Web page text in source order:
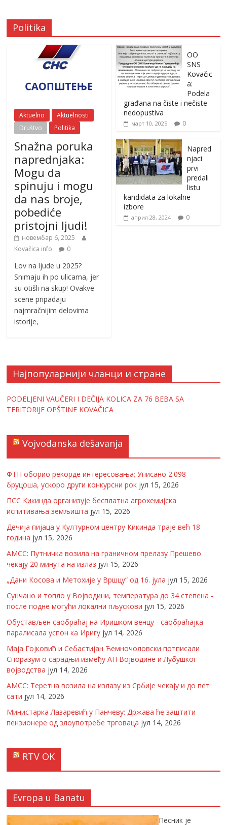
Politika
Aktuelno
Aktuelnosti
Društvo
Politika
Snažna poruka
naprednjaka:
Mogu da
spinuju i mogu
da nas broje,
pobediće
pristojni ljudi!
новембар 6, 2025
Kovačica info
0
Lov na ljude u 2025?
Snimaju ih po ulicama, jer
su otišli na skup! Ovakve
scene pripadaju
najmračnijim delovima
istorije,
OO
SNS
Kovačic
a:
Podela
građana na čiste i nečiste
nedopustiva
март 10, 2025 0
Napred
njaci
prvi
predali
listu
kandidata za lokalne
izbore
април 28, 2024 0
Најпопуларнији чланци и стране
PODELJENI VAUČERI I DEČIJA KOLICA ZA 76 BEBA SA
TERITORIJE OPŠTINE KOVAČICA
Vojvođanska dešavanja
ФТН оборио рекорде интересовања; Уписано 2.098
бруцоша, ускоро други конкурсни рок јул 15, 2026
ПСС Кикинда организује бесплатна агрохемијска
испитивања земљишта јул 15, 2026
Дечија пијаца у Културном центру Кикинда траје већ 18
година јул 15, 2026
АМСС: Путничка возила на граничном прелазу Прешево
чекају 20 минута на излаз јул 15, 2026
„Дани Косова и Метохије у Вршцу“ од 16. јула јул 15, 2026
Сунчано и топло у Војводини, температура до 34 степена -
после подне могући локални пљускови јул 15, 2026
Обустављен саобраћај на Иришком венцу - саобраћајка
паралисала успон ка Иригу јул 14, 2026
Маја Гојковић и Себастијан Ћемночоловски потписали
Споразум о сарадњи између АП Војводине и Лубушког
војводства јул 14, 2026
АМСС: Теретна возила на излазу из Србије чекају и до пет
сати јул 14, 2026
Министарка Лазаревић у Панчеву: Држава ће заштити
пензионере од злоупотребе трговаца јул 14, 2026
RTV OK
Evropa u Banatu
Песник је